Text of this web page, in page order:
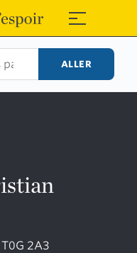
≡
ALLER
T0G 2A3